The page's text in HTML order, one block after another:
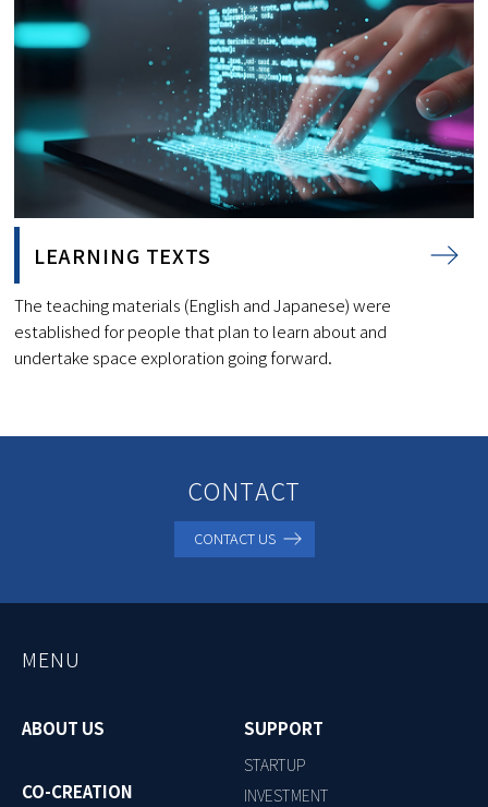
LEARNING TEXTS
The teaching materials (English and Japanese) were
established for people that plan to learn about and
undertake space exploration going forward.
CONTACT
CONTACT US
MENU
ABOUT US
CO-CREATION
SUPPORT
STARTUP
INVESTMENT